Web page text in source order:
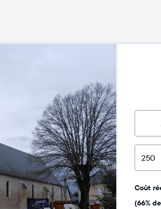
Coût
(66%